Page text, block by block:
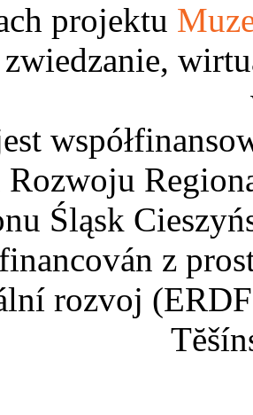
projektu
Rozwoju
Śląsk
z
rozvoj